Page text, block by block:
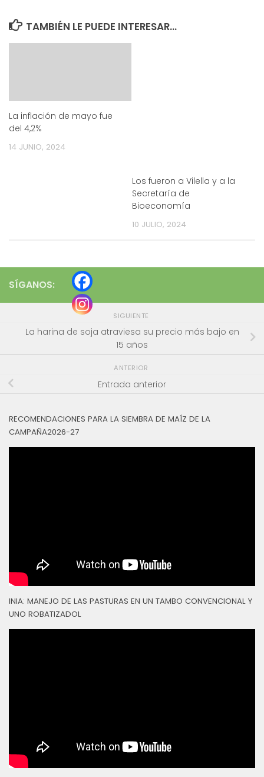
TAMBIÉN LE PUEDE INTERESAR...
La inflación de mayo fue
del 4,2%
14 JUNIO, 2024
Los fueron a Vilella y a la
Secretaría de
Bioeconomía
10 JULIO, 2024
SÍGANOS:
SIGUIENTE
La harina de soja atraviesa su precio más bajo en
15 años
ANTERIOR
Entrada anterior
RECOMENDACIONES PARA LA SIEMBRA DE MAÍZ DE LA
CAMPAÑA2026-27
INIA: MANEJO DE LAS PASTURAS EN UN TAMBO CONVENCIONAL Y
UNO ROBATIZADOL